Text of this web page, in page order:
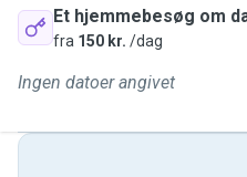
Et hjemmebesøg om
fra 150 kr. /dag
Ingen datoer angivet